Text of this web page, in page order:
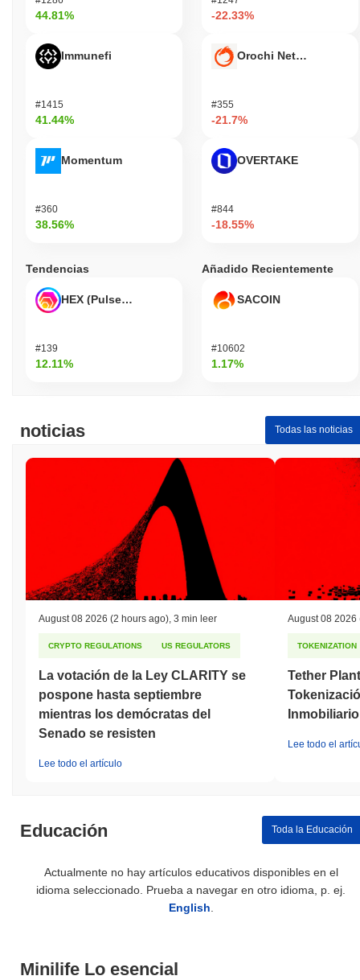
44.81%
Immunefi
#1415
41.44%
Momentum
#360
38.56%
-22.33%
Orochi Network
#355
-21.7%
OVERTAKE
#844
-18.55%
Tendencias
HEX (Pulsechain)
#139
12.11%
Añadido Recientemente
SACOIN
#10602
1.17%
noticias Todas las noticias
August 08 2026 (2 hours ago) 3 min leer
CRYPTO REGULATIONS US REGULATORS
La votación de la Ley CLARITY se
pospone hasta septiembre
mientras los demócratas del
Senado se resisten
Lee todo el artículo
August 08 2026
TOKENIZATION
Tether
Lee todo el
Educación Toda la Educación
Actualmente no hay artículos educativos disponibles en el
idioma seleccionado. Prueba a navegar en otro idioma, p. ej.
English
Minilife Lo esencial